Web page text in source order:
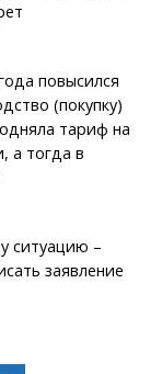
повысился
(покупку)
тариф на
а тогда в
ситуацию –
заявление